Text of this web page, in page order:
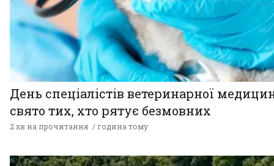
День спеціалістів ветеринарної
свято тих, хто рятує безмовних
2 хв на прочитання година тому